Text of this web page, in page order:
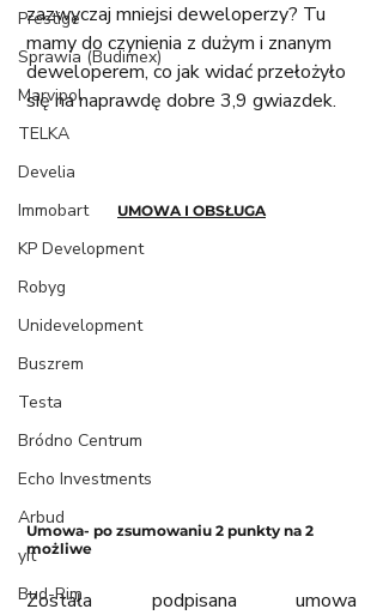
Prestige
Sprawia (Budimex)
Marvipol
TELKA
Develia
Immobart
KP Development
Robyg
Unidevelopment
Buszrem
Testa
Bródno Centrum
Echo Investments
Arbud
yit
Bud-Rim
zazwyczaj mniejsi deweloperzy? Tu
mamy do czynienia z dużym i znanym
deweloperem, co jak widać przełożyło
się na naprawdę dobre 3,9 gwiazdek.
UMOWA I OBSŁUGA
Umowa- po zsumowaniu 2 punkty na 2
możliwe
Została podpisana umowa